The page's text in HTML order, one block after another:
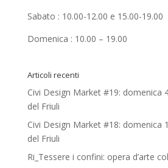
Sabato : 10.00-12.00 e 15.00-19.00
Domenica : 10.00 – 19.00
Articoli recenti
Civi Design Market #19: domenica
del Friuli
Civi Design Market #18: domenica
del Friuli
Ri_Tessere i confini: opera d’arte